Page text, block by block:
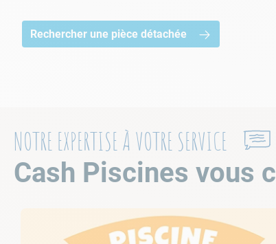
Rechercher une pièce détachée
NOTRE EXPERTISE À VOTRE SERVICE
Cash Piscines vous